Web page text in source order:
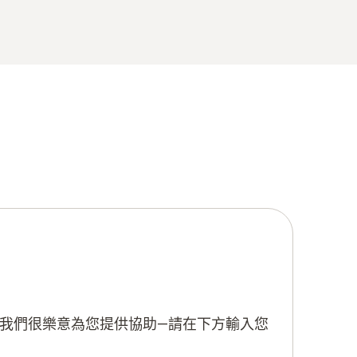
們很樂意為您提供協助—請在下方輸入您